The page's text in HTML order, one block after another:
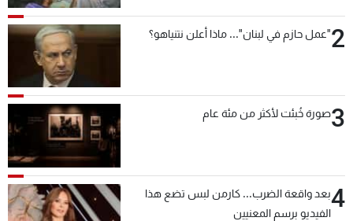
2"عمل حازم في لبنان"... ماذا أعلن نتنياهو؟
3صورة خُبئت لأكثر من مئة عام
4بعد واقعة الضرب... كارمن لبس تضع هذا
الفيديو برسم المعنيين